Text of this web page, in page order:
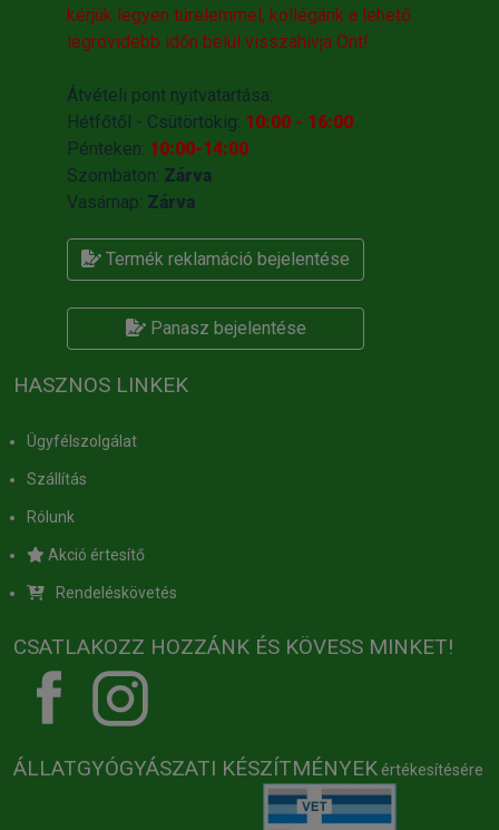
kérjük legyen türelemmel, kollégánk a lehető
legrövidebb időn belül visszahivja Önt!
Átvételi pont nyitvatartása:
Hétfőtől - Csütörtökig: 10:00 - 16:00
Pénteken: 10:00-14:00
Szombaton: Zárva
Vasárnap: Zárva
Termék reklamáció bejelentése
Panasz bejelentése
HASZNOS LINKEK
Ügyfélszolgálat
Szállítás
Rólunk
Akció értesítő
Rendeléskövetés
CSATLAKOZZ HOZZÁNK ÉS KÖVESS MINKET!
ÁLLATGYÓGYÁSZATI KÉSZÍTMÉNYEK értékesítésére